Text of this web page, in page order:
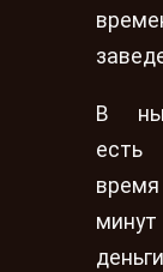
В
есть